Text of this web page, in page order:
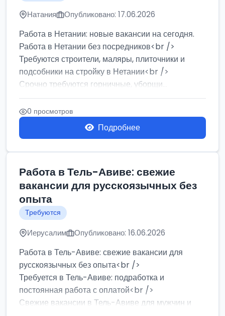
Натания Опубликовано: 17.06.2026
Работа в Нетании: новые вакансии на сегодня.
Работа в Нетании без посредников<br />
Требуются строители, маляры, плиточники и
подсобники на стройку в Нетании<br />
Срочно требуются горничные, уборщи...
0 просмотров
Подробнее
Работа в Тель-Авиве: свежие
вакансии для русскоязычных без
опыта
Требуются
Иерусалим Опубликовано: 16.06.2026
Работа в Тель-Авиве: свежие вакансии для
русскоязычных без опыта<br />
Требуется в Тель-Авиве: подработка и
постоянная работа с оплатой<br />
Свежие вакансии в Тель-Авиве для мужчин и